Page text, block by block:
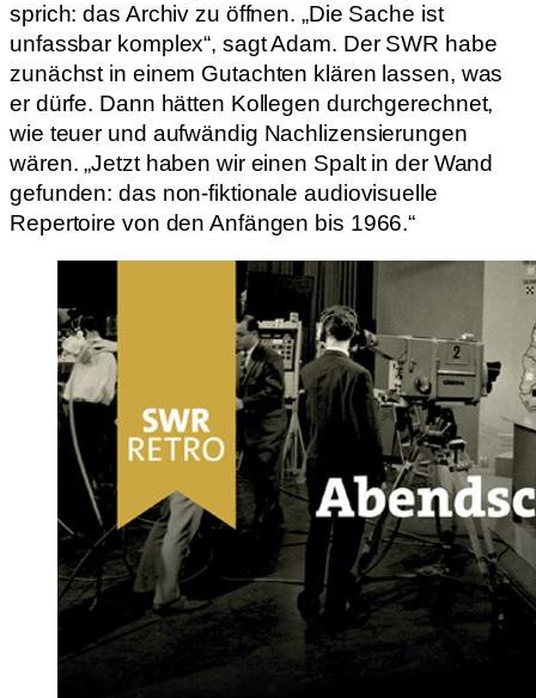
sprich: das Archiv zu öffnen. „Die Sache ist
unfassbar komplex“, sagt Adam. Der SWR habe
zunächst in einem Gutachten klären lassen, was
er dürfe. Dann hätten Kollegen durchgerechnet,
wie teuer und aufwändig Nachlizensierungen
wären. „Jetzt haben wir einen Spalt in der Wand
gefunden: das non-fiktionale audiovisuelle
Repertoire von den Anfängen bis 1966.“